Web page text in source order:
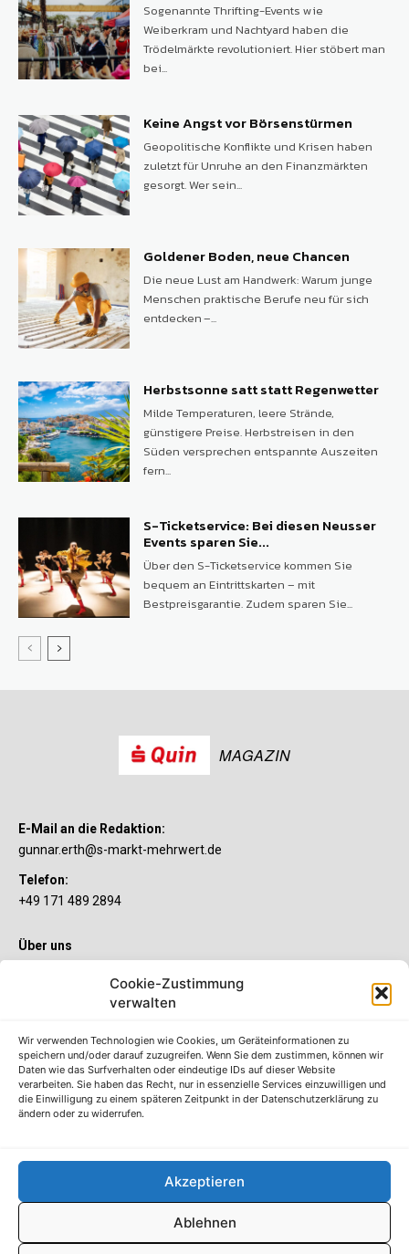
Cookie-Zustimmung
verwalten
Wir verwenden Technologien wie Cookies, um Geräteinformationen zu
speichern und/oder darauf zuzugreifen. Wenn Sie dem zustimmen, können wir
Daten wie das Surfverhalten oder eindeutige IDs auf dieser Website
verarbeiten. Sie haben das Recht, nur in essenzielle Services einzuwilligen und
die Einwilligung zu einem späteren Zeitpunkt in der Datenschutzerklärung zu
ändern oder zu widerrufen.
Akzeptieren
Ablehnen
Sogenannte Thrifting-Events wie
Weiberkram und Nachtyard haben die
Trödelmärkte revolutioniert. Hier stöbert man
bei...
Keine Angst vor Börsenstürmen
Geopolitische Konflikte und Krisen haben
zuletzt für Unruhe an den Finanzmärkten
gesorgt. Wer sein...
Goldener Boden, neue Chancen
Die neue Lust am Handwerk: Warum junge
Menschen praktische Berufe neu für sich
entdecken –...
Herbstsonne satt statt Regenwetter
Milde Temperaturen, leere Strände,
günstigere Preise. Herbstreisen in den
Süden versprechen entspannte Auszeiten
fern...
S-Ticketservice: Bei diesen Neusser
Events sparen Sie...
Über den S-Ticketservice kommen Sie
bequem an Eintrittskarten – mit
Bestpreisgarantie. Zudem sparen Sie...
MAGAZIN
E-Mail an die Redaktion:
gunnar.erth@s-markt-mehrwert.de
Telefon:
+49 171 489 2894
Über uns
Sie wollen mehr als ein gewöhnliches Girokonto? Dann ist unser
S-Quin Konto genau das Richtige für Sie. Die beiden
etliche Inklusivleistungen. Im S-Quin Magazin erfahren Sie
immer, was es Neues gibt.
Die S-Quin Kontomodelle
Erklärung zur Barrierefreiheit